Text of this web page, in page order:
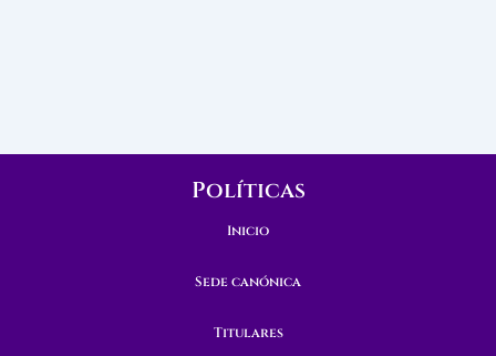
Políticas
Inicio
Sede canónica
Titulares